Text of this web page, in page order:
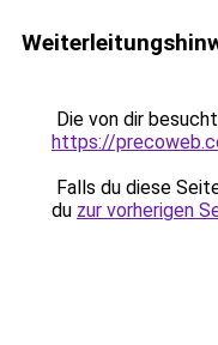
Die von dir
https://
Falls du diese
du zur vorherigen